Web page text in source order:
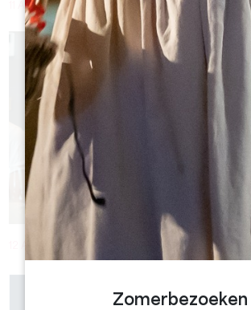
11 Augustus 2026 - Van 18:00 à 23:00
12 Augustus 2026 - Van 17:00 à 19:00
Zomerbezoeken